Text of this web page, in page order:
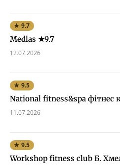
★ 9.7
Medlas ★9.7
12.07.2026
★ 9.5
National fitness&spa фітнес
11.07.2026
★ 9.5
Workshop fitness club Б.